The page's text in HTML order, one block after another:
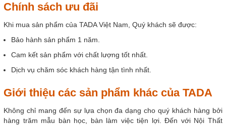
Chính sách ưu đãi
Khi mua sản phẩm của TADA Việt Nam, Quý khách sẽ được:
Bảo hành sản phẩm 1 năm.
Cam kết sản phẩm với chất lượng tốt nhất.
Dịch vụ chăm sóc khách hàng tận tình nhất.
Giới thiệu các sản phẩm khác của TADA
Không chỉ mang đến sự lựa chọn đa dạng cho quý khách hàng bởi
hàng trăm mẫu bàn học, bàn làm việc tiện lợi. Đến với Nội Thất